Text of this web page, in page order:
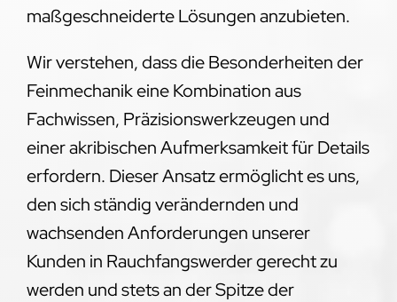
maßgeschneiderte Lösungen anzubieten.
Wir verstehen, dass die Besonderheiten der
Feinmechanik eine Kombination aus
Fachwissen, Präzisionswerkzeugen und
einer akribischen Aufmerksamkeit für Details
erfordern. Dieser Ansatz ermöglicht es uns,
den sich ständig verändernden und
wachsenden Anforderungen unserer
Kunden in Rauchfangswerder gerecht zu
werden und stets an der Spitze der